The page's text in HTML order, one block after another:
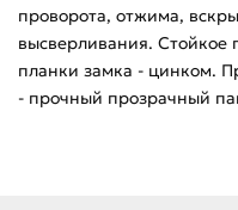
проворота, отжима,
высверливания. Стойкое
планки замка - цинком.
- прочный прозрачный